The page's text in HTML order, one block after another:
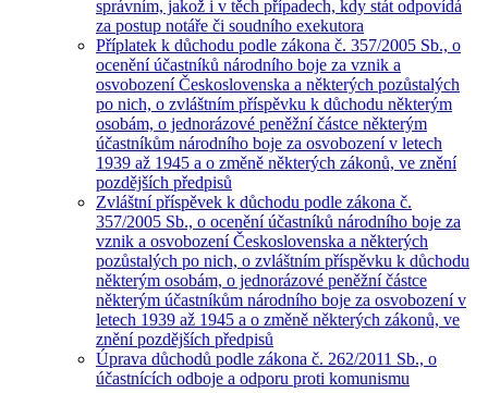
správním, jakož i v těch případech, kdy stát odpovídá
za postup notáře či soudního exekutora
Příplatek k důchodu podle zákona č. 357/2005 Sb., o
ocenění účastníků národního boje za vznik a
osvobození Československa a některých pozůstalých
po nich, o zvláštním příspěvku k důchodu některým
osobám, o jednorázové peněžní částce některým
účastníkům národního boje za osvobození v letech
1939 až 1945 a o změně některých zákonů, ve znění
pozdějších předpisů
Zvláštní příspěvek k důchodu podle zákona č.
357/2005 Sb., o ocenění účastníků národního boje za
vznik a osvobození Československa a některých
pozůstalých po nich, o zvláštním příspěvku k důchodu
některým osobám, o jednorázové peněžní částce
některým účastníkům národního boje za osvobození v
letech 1939 až 1945 a o změně některých zákonů, ve
znění pozdějších předpisů
Úprava důchodů podle zákona č. 262/2011 Sb., o
účastnících odboje a odporu proti komunismu